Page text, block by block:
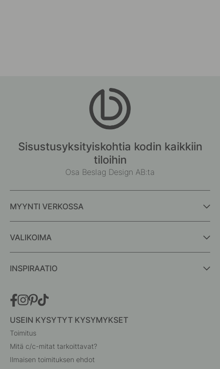
Sisustusyksityiskohtia kodin kaikkiin
tiloihin
Osa Beslag Design AB:ta
MYYNTI VERKOSSA
VALIKOIMA
INSPIRAATIO
USEIN KYSYTYT KYSYMYKSET
Toimitus
Mitä c/c-mitat tarkoittavat?
Ilmaisen toimituksen ehdot